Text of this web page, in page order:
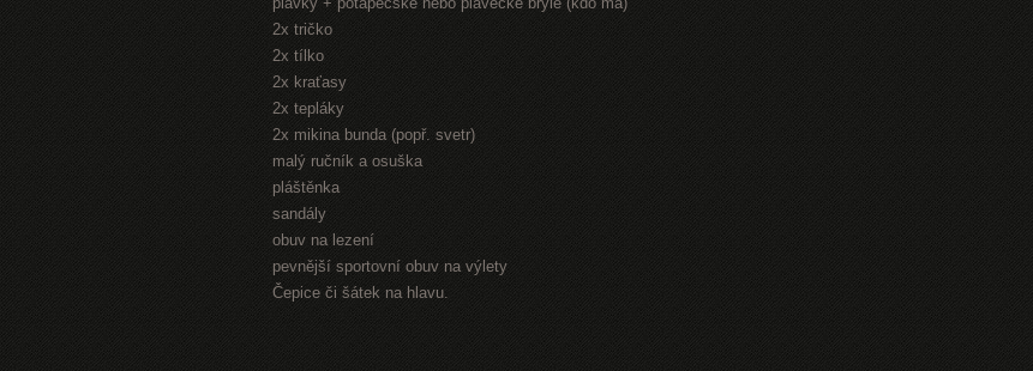
2x tričko
2x tílko
2x kraťasy
2x tepláky
2x mikina bunda (popř. svetr)
malý ručník a osuška
pláštěnka
sandály
obuv na lezení
pevnější sportovní obuv na výlety
Čepice či šátek na hlavu.